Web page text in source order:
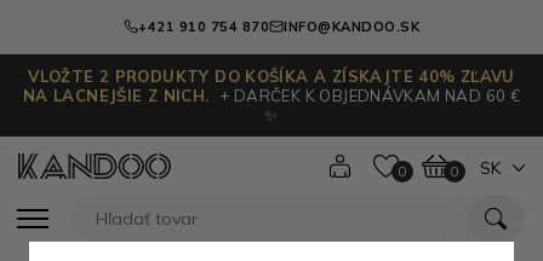
+421 910 754 870 INFO@KANDOO.SK
VLOŽTE 2 PRODUKTY DO KOŠÍKA A ZÍSKAJTE 40% ZĽAVU
NA LACNEJŠIE Z NICH.
+ DARČEK K OBJEDNÁVKAM NAD 60 €
✨
0 0 SK